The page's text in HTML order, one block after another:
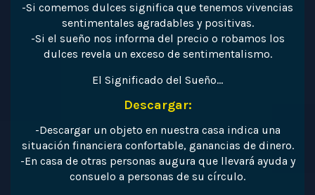
-Si comemos dulces significa que tenemos vivencias
sentimentales agradables y positivas.
-Si el sueño nos informa del precio o robamos los
dulces revela un exceso de sentimentalismo.
El Significado del Sueño…
Descargar:
-Descargar un objeto en nuestra casa indica una
situación financiera confortable, ganancias de dinero.
-En casa de otras personas augura que llevará ayuda y
consuelo a personas de su círculo.